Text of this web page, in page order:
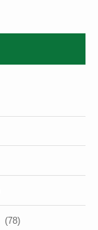
(78)